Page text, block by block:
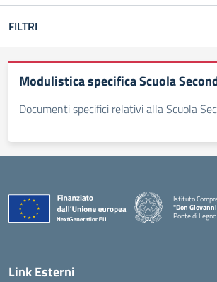
FILTRI
Modulistica specifica Scuola
Documenti specifici relativi alla Scuola
Istituto
"Don
Ponte di Legno
— Visita la
Link Esterni